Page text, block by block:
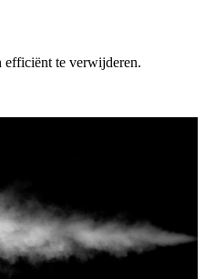
efficiënt te verwijderen.